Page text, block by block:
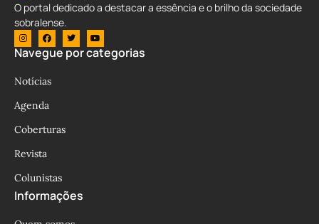
O portal dedicado a destacar a essência e o brilho da sociedade
sobralense.
Navegue por categorias
Notícias
Agenda
Coberturas
Revista
Colunistas
Informações